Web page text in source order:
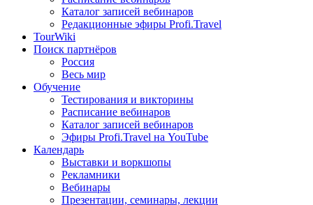
Каталог записей вебинаров
Редакционные эфиры Profi.Travel
TourWiki
Поиск партнёров
Россия
Весь мир
Обучение
Тестирования и викторины
Расписание вебинаров
Каталог записей вебинаров
Эфиры Profi.Travel на YouTube
Календарь
Выставки и воркшопы
Рекламники
Вебинары
Презентации, семинары, лекции